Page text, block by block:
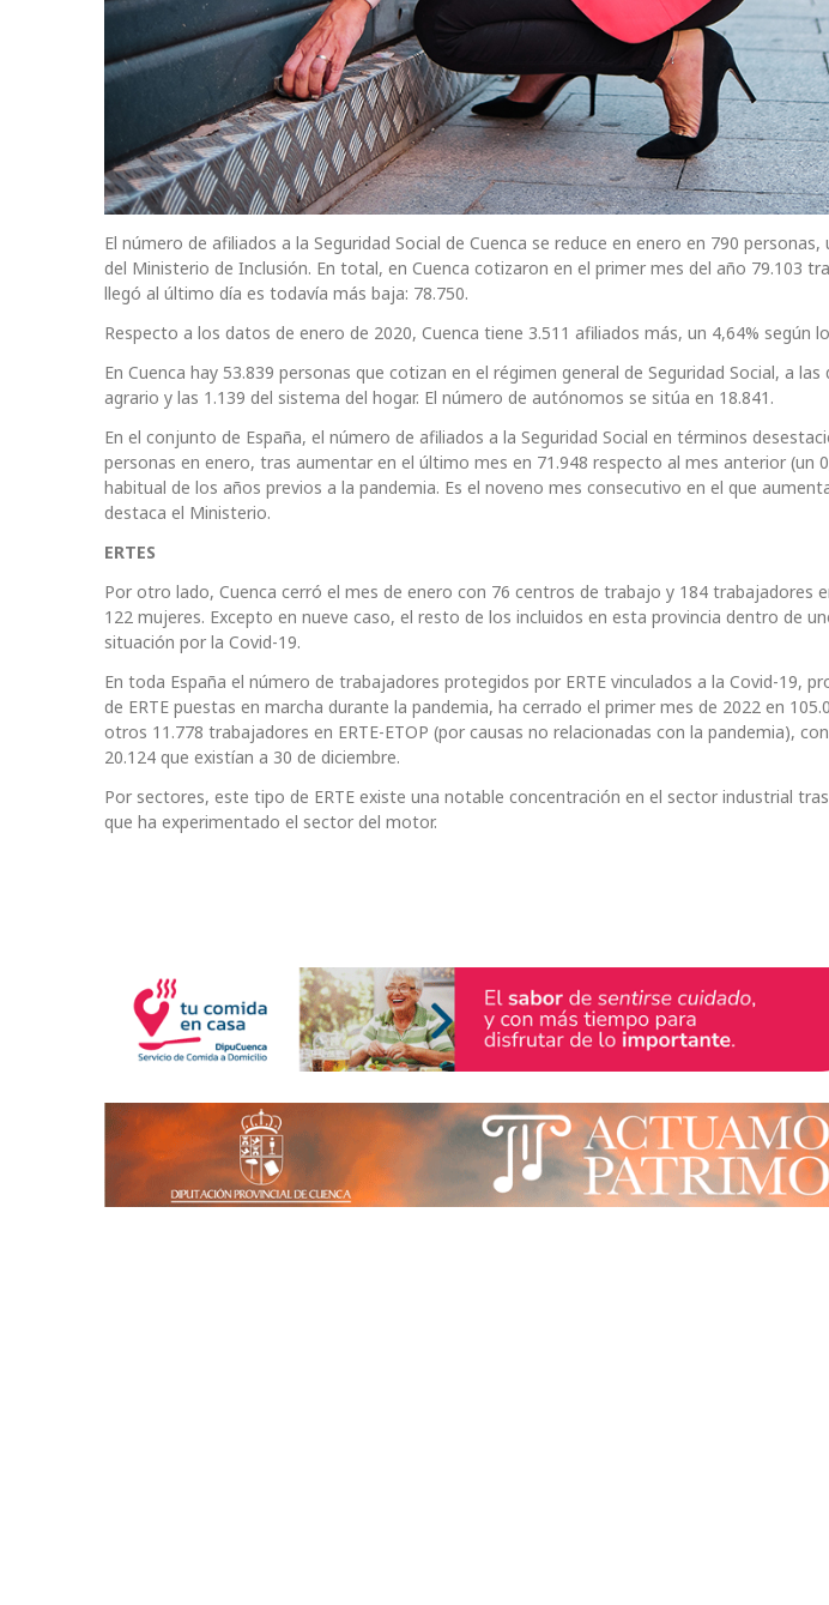
El número de afiliados a la Seguridad Social de Cuenca se reduce en enero en 790
del Ministerio de Inclusión. En total, en Cuenca cotizaron en el primer mes del año 79.103
llegó al último día es todavía más baja: 78.750.
Respecto a los datos de enero de 2020, Cuenca tiene 3.511 afiliados más, un 4,64% según
En Cuenca hay 53.839 personas que cotizan en el régimen general de Seguridad Social, a
agrario y las 1.139 del sistema del hogar. El número de autónomos se sitúa en 18.841.
En el conjunto de España, el número de afiliados a la Seguridad Social en términos
personas en enero, tras aumentar en el último mes en 71.948 respecto al mes anterior (un
habitual de los años previos a la pandemia. Es el noveno mes consecutivo en el que
destaca el Ministerio.
ERTES
Por otro lado, Cuenca cerró el mes de enero con 76 centros de trabajo y 184 trabajadores
122 mujeres. Excepto en nueve caso, el resto de los incluidos en esta provincia dentro de
situación por la Covid-19.
En toda España el número de trabajadores protegidos por ERTE vinculados a la Covid-19,
de ERTE puestas en marcha durante la pandemia, ha cerrado el primer mes de 2022 en
otros 11.778 trabajadores en ERTE-ETOP (por causas no relacionadas con la pandemia),
20.124 que existían a 30 de diciembre.
Por sectores, este tipo de ERTE existe una notable concentración en el sector industrial
que ha experimentado el sector del motor.